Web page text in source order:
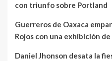
con triunfo sobre Portland
Guerreros de Oaxaca
Rojos con una exhibición
Daniel Jhonson desata la